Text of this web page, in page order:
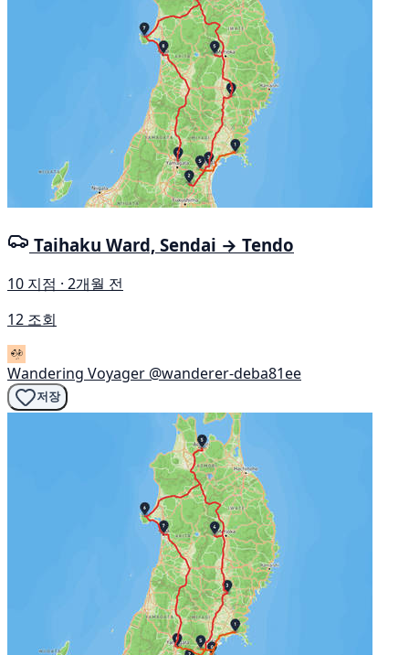
Taihaku Ward, Sendai → Tendo
10 지점 · 2개월 전
12 조회
Wandering Voyager @wanderer-deba81ee
저장